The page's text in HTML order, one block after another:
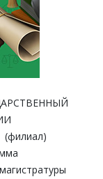
(филиал)